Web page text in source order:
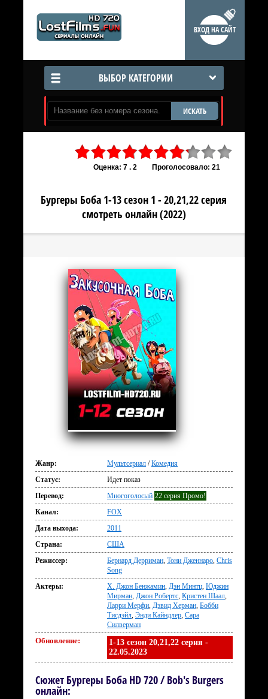
ВХОД НА САЙТ
ВЫБОР КАТЕГОРИИ
ИСКАТЬ
Оценка: 7 . 2 Проголосовало: 21
Бургеры Боба 1-13 сезон 1 - 20,21,22 серия
смотреть онлайн (2022)
Жанр: Мультсериал /Комедия
Статус:
Идет показ
Перевод:
Многоголосый 22 серия Промо!
Канал:
FOX
Дата выхода:
2011
Страна:
США
Режиссер:
Бернард Дерриман, Тони Дженнаро, Chris
Song
Актеры:
Х. Джон Бенжамин, Дэн Минтц, Юджин
Мирман, Джон Робертс, Кристен Шаал,
Ларри Мерфи, Дэвид Херман, Бобби
Тисдэйл, Энди Кайндлер, Сара
Силверман
Обновление:
1-13 сезон 20,21,22 серия -
22.05.2023
Сюжет Бургеры Боба HD 720 / Bob's Burgers
онлайн: